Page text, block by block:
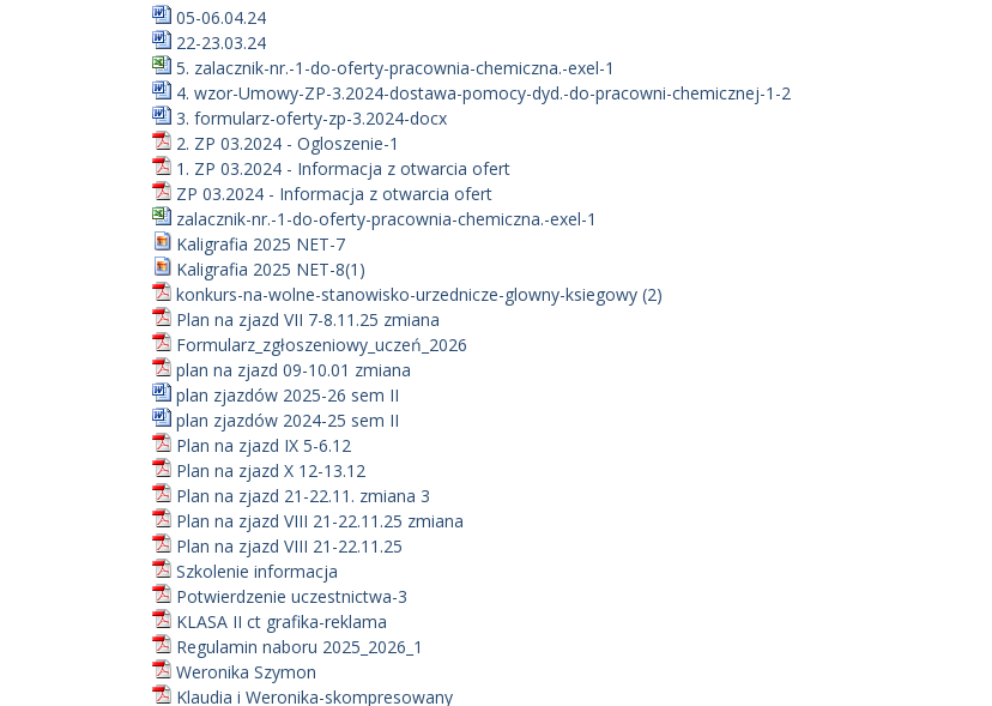
05-06.04.24
22-23.03.24
5. zalacznik-nr.-1-do-oferty-pracownia-chemiczna.-exel-1
4. wzor-Umowy-ZP-3.2024-dostawa-pomocy-dyd.-do-pracowni-chemicznej-1-2
3. formularz-oferty-zp-3.2024-docx
2. ZP 03.2024 - Ogloszenie-1
1. ZP 03.2024 - Informacja z otwarcia ofert
ZP 03.2024 - Informacja z otwarcia ofert
zalacznik-nr.-1-do-oferty-pracownia-chemiczna.-exel-1
Kaligrafia 2025 NET-7
Kaligrafia 2025 NET-8(1)
konkurs-na-wolne-stanowisko-urzednicze-glowny-ksiegowy (2)
Plan na zjazd VII 7-8.11.25 zmiana
Formularz_zgłoszeniowy_uczeń_2026
plan na zjazd 09-10.01 zmiana
plan zjazdów 2025-26 sem II
plan zjazdów 2024-25 sem II
Plan na zjazd IX 5-6.12
Plan na zjazd X 12-13.12
Plan na zjazd 21-22.11. zmiana 3
Plan na zjazd VIII 21-22.11.25 zmiana
Plan na zjazd VIII 21-22.11.25
Szkolenie informacja
Potwierdzenie uczestnictwa-3
KLASA II ct grafika-reklama
Regulamin naboru 2025_2026_1
Weronika Szymon
Klaudia i Weronika-skompresowany